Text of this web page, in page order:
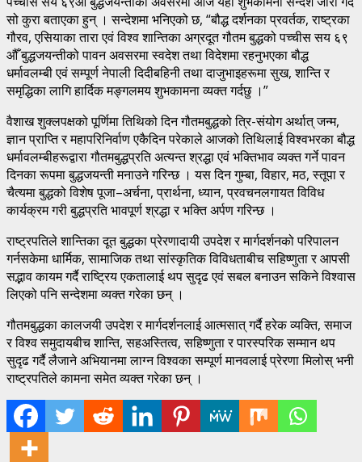
सो कुरा बताएका हुन् । सन्देशमा भनिएको छ, “बौद्ध दर्शनका प्रवर्तक, राष्ट्रका
गौरव, एसियाका तारा एवं विश्व शान्तिका अग्रदूत गौतम बुद्धको पच्चीस सय ६९
औँ बुद्धजयन्तीको पावन अवसरमा स्वदेश तथा विदेशमा रहनुभएका बौद्ध
धर्मावलम्बी एवं सम्पूर्ण नेपाली दिदीबहिनी तथा दाजुभाइहरूमा सुख, शान्ति र
समृद्धिका लागि हार्दिक मङ्गलमय शुभकामना व्यक्त गर्दछु ।”
वैशाख शुक्लपक्षको पूर्णिमा तिथिको दिन गौतमबुद्धको त्रि-संयोग अर्थात् जन्म,
ज्ञान प्राप्ति र महापरिनिर्वाण एकैदिन परेकाले आजको तिथिलाई विश्वभरका बौद्ध
धर्मावलम्बीहरूद्वारा गौतमबुद्धप्रति अत्यन्त श्रद्धा एवं भक्तिभाव व्यक्त गर्ने पावन
दिनका रूपमा बुद्धजयन्ती मनाउने गरिन्छ । यस दिन गुम्बा, विहार, मठ, स्तूपा र
चैत्यमा बुद्धको विशेष पूजा–अर्चना, प्रार्थना, ध्यान, प्रवचनलगायत विविध
कार्यक्रम गरी बुद्धप्रति भावपूर्ण श्रद्धा र भक्ति अर्पण गरिन्छ ।
राष्ट्रपतिले शान्तिका दूत बुद्धका प्रेरणादायी उपदेश र मार्गदर्शनको परिपालन
गर्नसकेमा धार्मिक, सामाजिक तथा सांस्कृतिक विविधताबीच सहिष्णुता र आपसी
सद्भाव कायम गर्दै राष्ट्रिय एकतालाई थप सुदृढ एवं सबल बनाउन सकिने विश्वास
लिएको पनि सन्देशमा व्यक्त गरेका छन् ।
गौतमबुद्धका कालजयी उपदेश र मार्गदर्शनलाई आत्मसात् गर्दै हरेक व्यक्ति, समाज
र विश्व समुदायबीच शान्ति, सहअस्तित्व, सहिष्णुता र पारस्परिक सम्मान थप
सुदृढ गर्दै लैजाने अभियानमा लाग्न विश्वका सम्पूर्ण मानवलाई प्रेरणा मिलोस् भनी
राष्ट्रपतिले कामना समेत व्यक्त गरेका छन् ।